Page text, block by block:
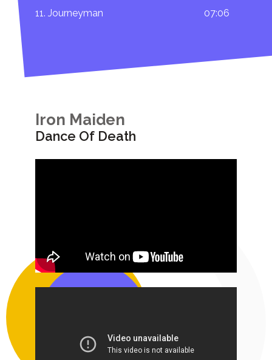
11. Journeyman 07:06
Iron Maiden
Dance Of Death